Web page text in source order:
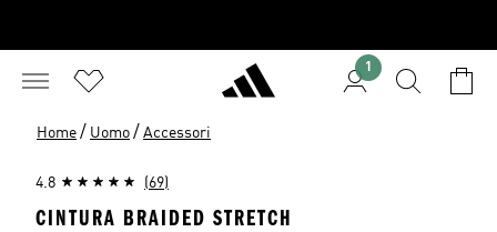
1
Home / Uomo / Accessori
4.8 (69)
CINTURA BRAIDED STRETCH